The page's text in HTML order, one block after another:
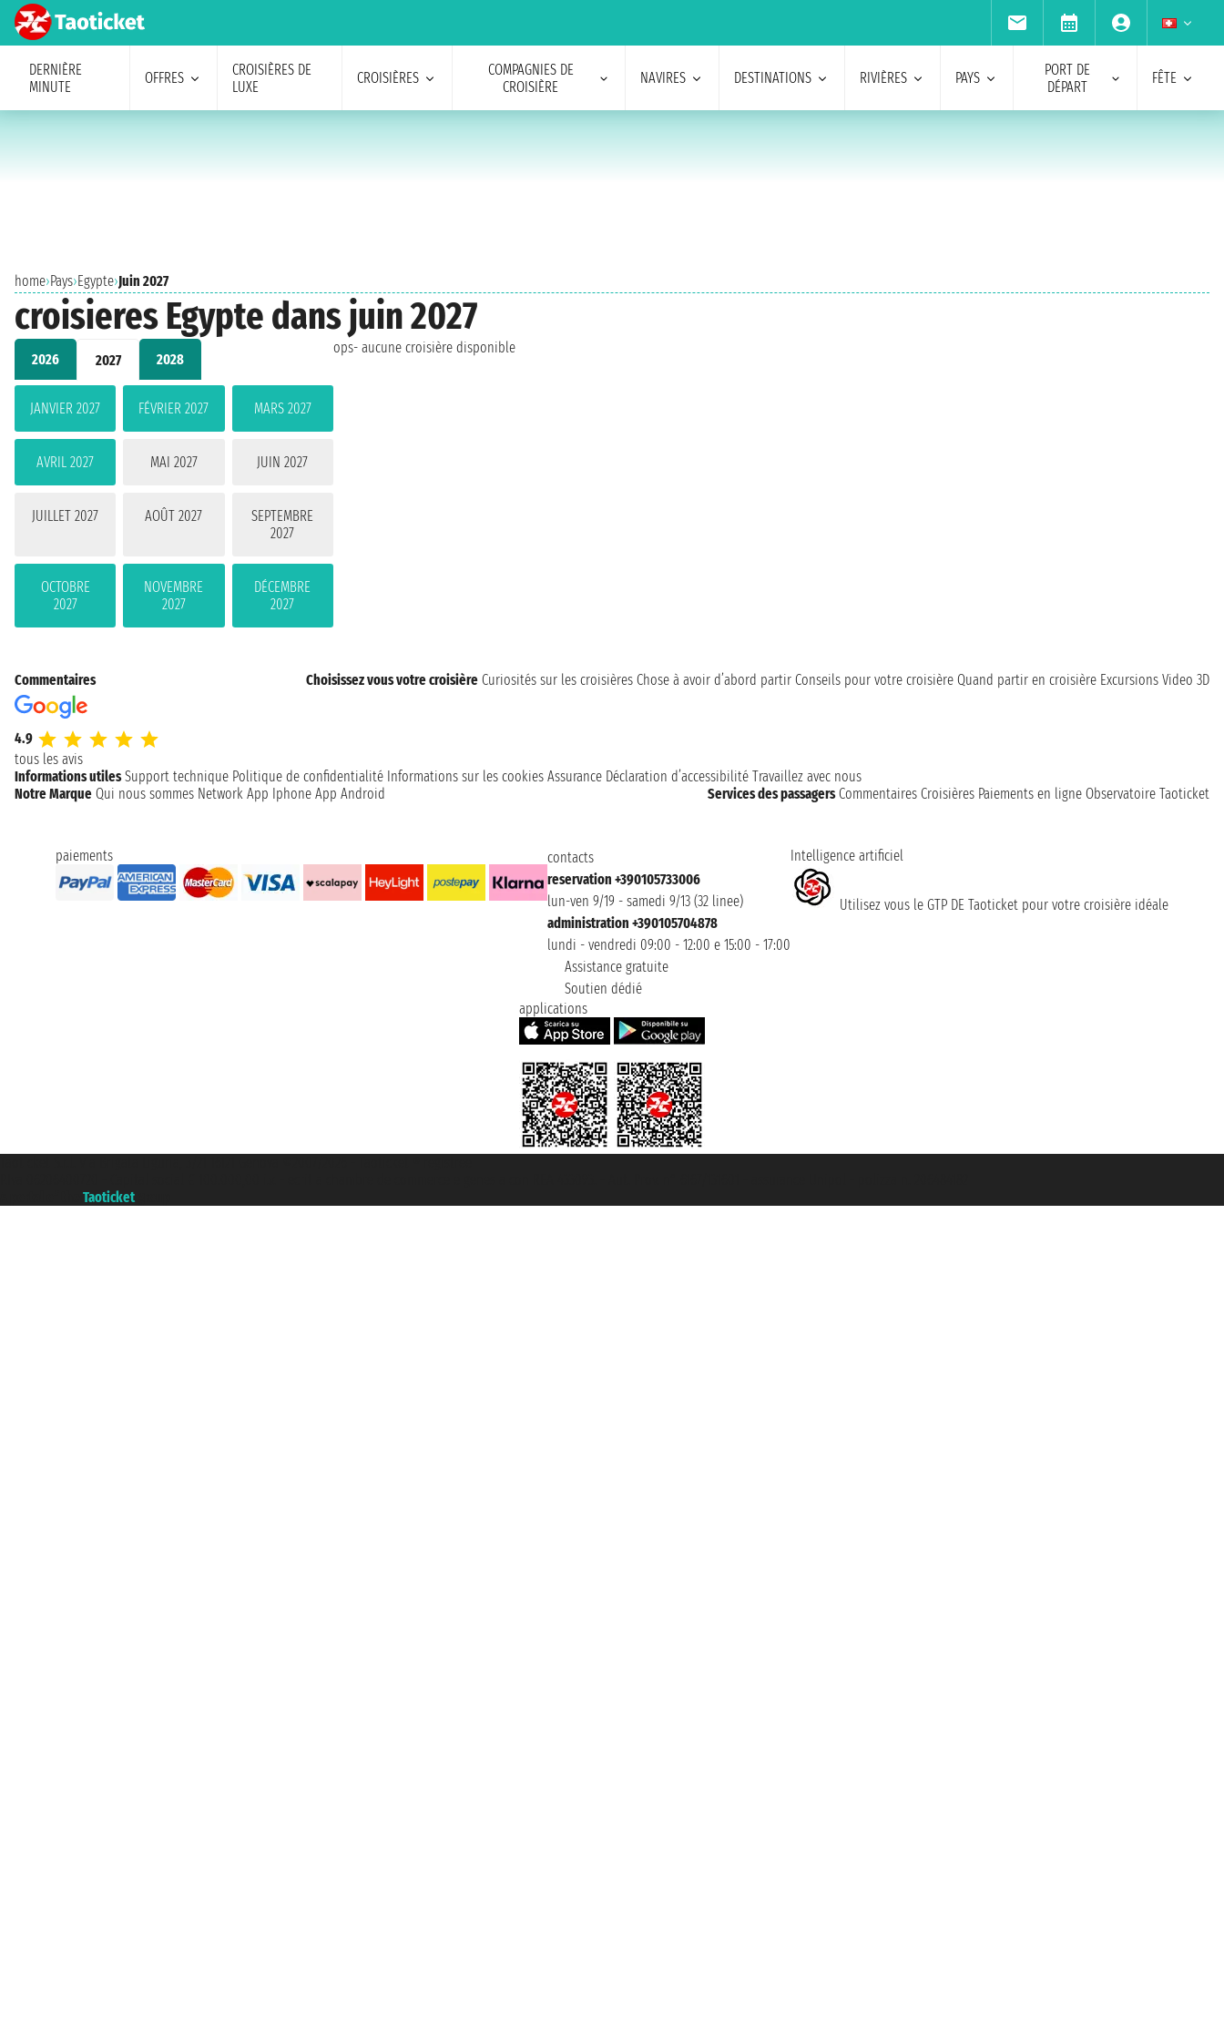
DERNIÈRE
MINUTE
OFFRES
CROISIÈRES DE
LUXE
CROISIÈRES
COMPAGNIES DE
CROISIÈRE
NAVIRES DESTINATIONS RIVIÈRES PAYS
PORT DE
DÉPART
FÊTE
home›Pays›Egypte›Juin 2027
croisieres Egypte dans juin 2027
2026 2027 2028
JANVIER 2027 FÉVRIER 2027 MARS 2027
AVRIL 2027 MAI 2027 JUIN 2027
JUILLET 2027 AOÛT 2027
SEPTEMBRE
2027
OCTOBRE
2027
NOVEMBRE
2027
DÉCEMBRE
2027
ops- aucune croisière disponible
Commentaires
4.9
tous les avis
Choisissez vous votre croisière Curiosités sur les croisières Chose à avoir d’abord partir Conseils pour votre croisière Quand partir en croisière Excursions Video 3D
Informations utiles Support technique Politique de confidentialité Informations sur les cookies Assurance Déclaration d’accessibilité Travaillez avec nous
Notre Marque Qui nous sommes Network App Iphone App Android Services des passagers Commentaires Croisières Paiements en ligne Observatoire Taoticket
paiements
contacts
reservation +390105733006
lun-ven 9/19 - samedi 9/13 (32 linee)
administration +390105704878
lundi - vendredi 09:00 - 12:00 e 15:00 - 17:00
Assistance gratuite
Soutien dédié
Intelligence artificiel
Utilisez vous le GTP DE Taoticket pour votre croisière idéale
applications
Taoticket